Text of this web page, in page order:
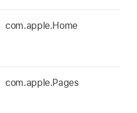
com.apple.Home
com.apple.Pages